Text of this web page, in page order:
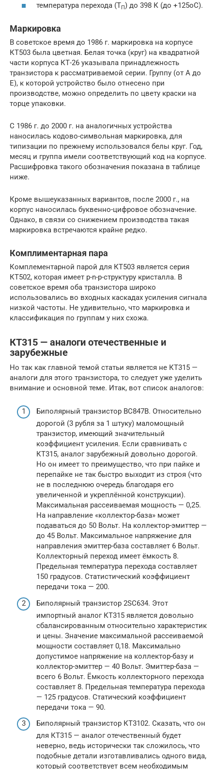
температура перехода (ТП) до 398 К (до +125oC).
Маркировка
В советское время до 1986 г. маркировка на корпусе
КТ503 была цветная. Белая точка (круг) на квадратной
части корпуса КТ-26 указывала принадлежность
транзистора к рассматриваемой серии. Группу (от А до
Е), к которой устройство было отнесено при
производстве, можно определить по цвету краски на
торце упаковки.
С 1986 г. до 2000 г. на аналогичных устройства
наносилась кодово-символьная маркировка, для
типизации по прежнему использовался белы круг. Год,
месяц и группа имели соответствующий код на корпусе.
Расшифровка такого обозначения показана в таблице
ниже.
Кроме вышеуказанных вариантов, после 2000 г., на
корпус наносилась буквенно-цифровое обозначение.
Однако, в связи со снижением производства такая
маркировка встречаются крайне редко.
Комплиментарная пара
Комплементарной парой для КТ503 является серия
КТ502, которая имеет p-n-p-структуру кристалла. В
советское время оба транзистора широко
использовались во входных каскадах усиления сигнала
низкой частоты. Не удивительно, что маркировка и
классификация по группам у них схожа.
КТ315 — аналоги отечественные и
зарубежные
Но так как главной темой статьи является не КТ315 —
аналоги для этого транзистора, то следует уже уделить
внимание и основной теме. Итак, вот список аналогов:
Биполярный транзистор BC847B. Относительно
дорогой (3 рубля за 1 штуку) маломощный
транзистор, имеющий значительный
коэффициент усиления. Если сравнивать с
КТ315, аналог зарубежный довольно дорогой.
Но он имеет то преимущество, что при пайке и
перепайке не так быстро выходит из строя (что
не в последнюю очередь благодаря его
увеличенной и укреплённой конструкции).
Максимальная рассеиваемая мощность — 0,25.
На направление «коллектор-база» может
подаваться до 50 Вольт. На коллектор-эмиттер —
до 45 Вольт. Максимальное напряжение для
направления эмиттер-база составляет 6 Вольт.
Коллекторный переход имеет ёмкость 8.
Предельная температура перехода составляет
150 градусов. Статистический коэффициент
передачи тока — 200.
Биполярный транзистор 2SC634. Этот
импортный аналог КТ315 является довольно
сбалансированным относительно характеристик
и цены. Значение максимальной рассеиваемой
мощности составляет 0,18. Максимально
допустимое напряжение на коллектор-базу и
коллектор-эмиттер — 40 Вольт. Эмиттер-база —
всего 6 Вольт. Ёмкость коллекторного перехода
составляет 8. Предельная температура перехода
— 125 градусов. Статический коэффициент
передачи тока — 90.
Биполярный транзистор КТ3102. Сказать, что он
для КТ315 — аналог отечественный будет
неверно, ведь исторически так сложилось, что
подобные детали изготавливались одного вида,
который соответствует всем необходимым